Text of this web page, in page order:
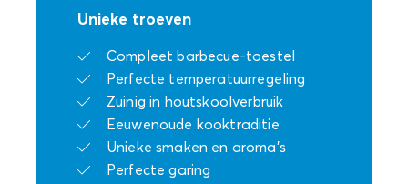
Unieke troeven
Compleet barbecue-toestel
Perfecte temperatuurregeling
Zuinig in houtskoolverbruik
Eeuwenoude kooktraditie
Unieke smaken en aroma’s
Perfecte garing